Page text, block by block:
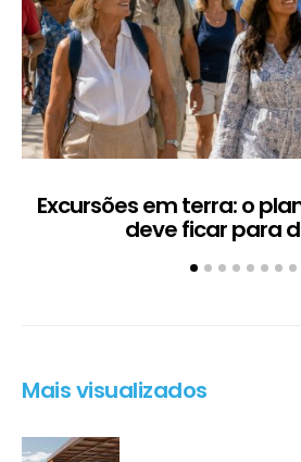
Excursões em terra: o
deve ficar para
Mais visualizados